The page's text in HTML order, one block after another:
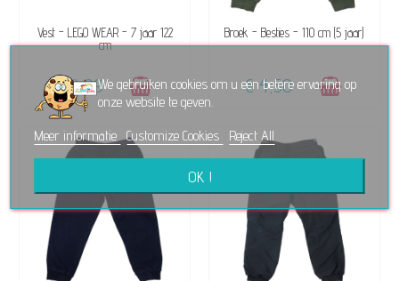
BESCHIKBAAR
Vest - LEGO WEAR - 7 jaar 122
cm
€ 4,99
BESCHIKBAAR
Broek - Besties - 110 cm (5 jaar)
€ 4,50
We gebruiken cookies om u een betere ervaring op
onze website te geven.
Meer informatie Customize Cookies Reject All
OK !